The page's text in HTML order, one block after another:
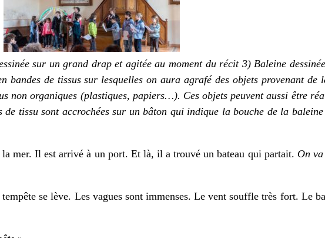
sur un grand drap et agitée au moment du récit 3) Baleine
bandes de tissus sur lesquelles on aura agrafé des objets provenant de
non organiques (plastiques, papiers…). Ces objets peuvent aussi être
tissu sont accrochées sur un bâton qui indique la bouche de la baleine
mer. Il est arrivé à un port. Et là, il a trouvé un bateau qui partait. On
se lève. Les vagues sont immenses. Le vent souffle très fort. Le